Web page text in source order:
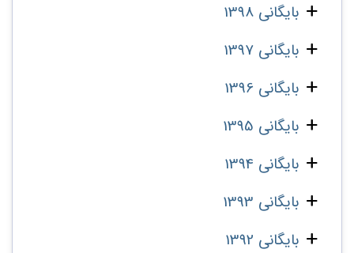
بایگانی 1398
بایگانی 1397
بایگانی 1396
بایگانی 1395
بایگانی 1394
بایگانی 1393
بایگانی 1392